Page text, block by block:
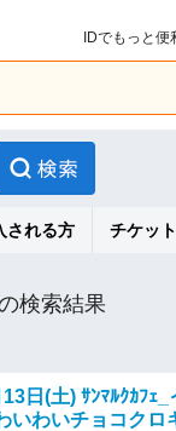
IDでもっと便
される方 チケッ
検索結果
日(土) ｻﾝﾏﾙｸｶﾌｪ_
いわいチョコク